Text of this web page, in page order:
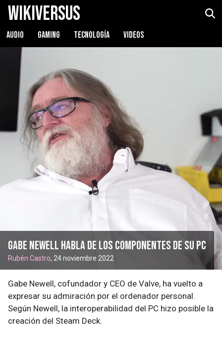
WikiVersus
AUDIO GAMING TECNOLOGÍA VIDEOS
Gabe Newell habla de los componentes de su PC
Rubén Castro, 24 noviembre 2022
Gabe Newell, cofundador y CEO de Valve, ha vuelto a
expresar su admiración por el ordenador personal.
Según Newell, la interoperabilidad del PC hizo posible la
creación del Steam Deck.